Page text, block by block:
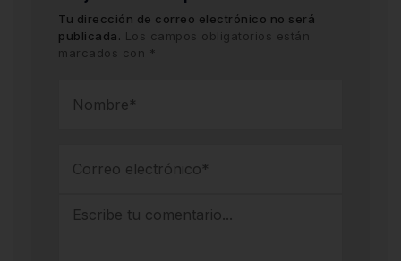
Tu dirección de correo electrónico no será
publicada. Los campos obligatorios están
marcados con *